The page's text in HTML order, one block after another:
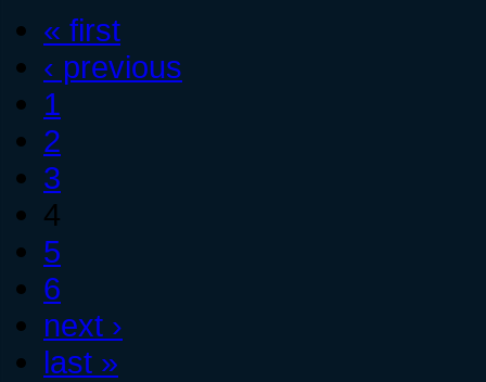
« first
‹ previous
1
2
3
4
5
6
next ›
last »